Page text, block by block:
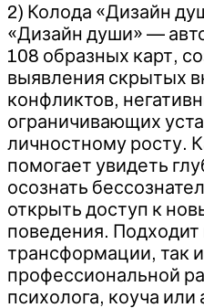
2) Колода «Дизайн
«Дизайн души» —
108 образных карт,
выявления скрытых
конфликтов,
ограничивающих
личностному росту.
помогает увидеть
осознать
открыть доступ к
поведения. Подходит
трансформации, так
профессиональной
психолога, коуча или